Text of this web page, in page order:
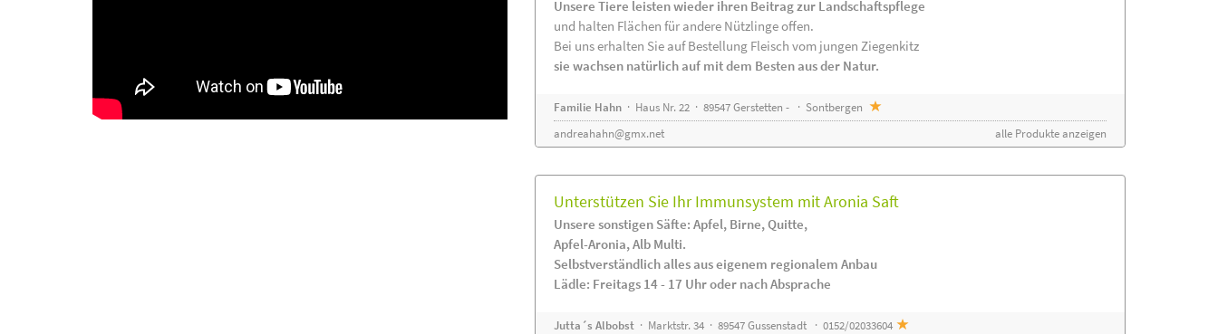
Unsere Tiere leisten wieder ihren Beitrag zur Landschaftspflege
und halten Flächen für andere Nützlinge offen.
Bei uns erhalten Sie auf Bestellung Fleisch vom jungen Ziegenkitz
sie wachsen natürlich auf mit dem Besten aus der Natur.
Familie Hahn· Haus Nr. 22 · 89547 Gerstetten - · Sontbergen
andreahahn@gmx.net
alle Produkte anzeigen
Unterstützen Sie Ihr Immunsystem mit Aronia Saft
Unsere sonstigen Säfte: Apfel, Birne, Quitte,
Apfel-Aronia, Alb Multi.
Selbstverständlich alles aus eigenem regionalem Anbau
Lädle: Freitags 14 - 17 Uhr oder nach Absprache
Jutta´s Albobst· Marktstr. 34 · 89547 Gussenstadt · 0152/02033604